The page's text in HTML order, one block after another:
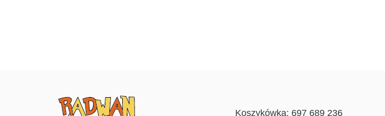
Koszykówka: 697 689 236